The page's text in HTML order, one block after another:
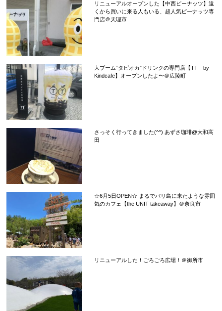
リニューアルオープンした【中西ピーナッツ】遠
くから買いに来る人もいる、超人気ピーナッツ専
門店＠天理市
大ブーム“タピオカ”ドリンクの専門店【TT by
Kindcafe】オープンしたよ〜＠広陵町
さっそく行ってきました(^^) あずさ珈琲@大和高
田
☆6月5日OPEN☆ まるでバリ島に来たような雰囲
気のカフェ【the UNIT takeaway】＠奈良市
リニューアルした！ごろごろ広場！＠御所市